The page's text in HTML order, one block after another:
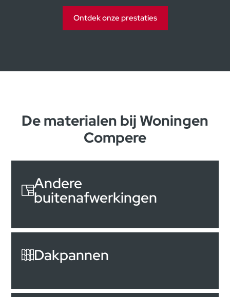
Ontdek onze prestaties
De materialen bij Woningen
Compere
Andere
buitenafwerkingen
Dakpannen